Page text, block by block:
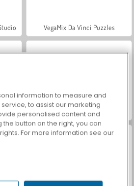
VegaMix Da Vinci Puzzles
Royal Story
information to measure and
to assist our marketing
personalised content and
the button on the right, you can
For more information see our